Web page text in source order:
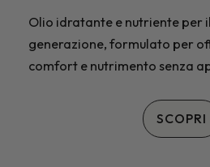
Olio idratante e nutriente per il viso, di nuova
generazione, formulato per
comfort e nutrimento senza
SCOPRI